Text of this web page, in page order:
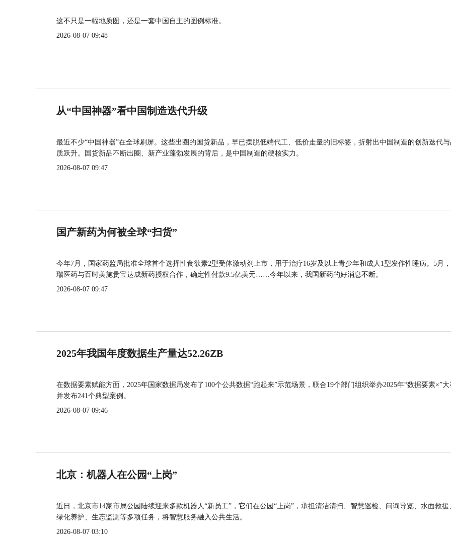
这不只是一幅地质图，还是一套中国自主的图例标准。
2026-08-07 09:48
从“中国神器”看中国制造迭代升级
最近不少“中国神器”在全球刷屏。这些出圈的国货新品，早已摆脱低端代工、低价走量的旧标签，折射出中国制造的创新迭代
质跃升。国货新品不断出圈、新产业蓬勃发展的背后，是中国制造的硬核实力。
2026-08-07 09:47
国产新药为何被全球“扫货”
今年7月，国家药监局批准全球首个选择性食欲素2型受体激动剂上市，用于治疗16岁及以上青少年和成人1型发作性睡病。5月
瑞医药与百时美施贵宝达成新药授权合作，确定性付款9.5亿美元……今年以来，我国新药的好消息不断。
2026-08-07 09:47
2025年我国年度数据生产量达52.26ZB
在数据要素赋能方面，2025年国家数据局发布了100个公共数据“跑起来”示范场景，联合19个部门组织举办2025年“数据要素×”大
并发布241个典型案例。
2026-08-07 09:46
北京：机器人在公园“上岗”
近日，北京市14家市属公园陆续迎来多款机器人“新员工”，它们在公园“上岗”，承担清洁清扫、智慧巡检、问询导览、水面救援
绿化养护、生态监测等多项任务，将智慧服务融入公共生活。
2026-08-07 03:10